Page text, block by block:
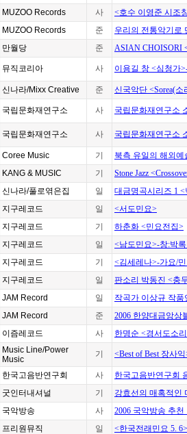
MUZOO Records 사
<호수 이영준 시조
MUZOO Records 준
우리의 전통악기로
만월당 준
ASIAN CHOISORI
뮤직코리아 사 이용길 창 <심청가
신나라/Mixx Creative 준
신국악단 <Sorea(소
국립문화재연구소 사 국립문화재연구소
국립문화재연구소 사 국립문화재연구소
Coree Music 기
북측 유일의 해외
KANG & MUSIC 기
Stone Jazz
신나라/풀로엮은집 일
대금명곡시리즈 1
지구레코드 일
<서도민요>
지구레코드 기
하춘화 <민요전집>
지구레코드 일
<남도민요>-창:박
지구레코드 기
<김세레나>-가요/
지구레코드 일
판소리 박동진 <충
JAM Record 일
작곡가 이상규 작
JAM Record 준
2006 한양대금앙상
이즘레코드 사 한명순 <경서도소
Music Line/Power
Music
기 <Best of Best 장사
한국고음반연구회 사
한국고음반연구회
굿인터내셔널 기
강효선의 매혹적인
국악방송 사
2006 국악방송 추
프리원뮤직 일
<한국전래민요 5.